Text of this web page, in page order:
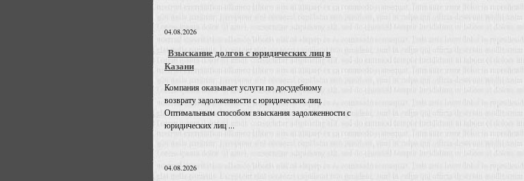
04.08.2026
Взыскание долгов с юридических лиц в
Казани
Компания оказывает услуги по досудебному
возврату задолженности с юридических лиц.
Оптимальным способом взыскания задолженности с
юридических лиц ...
04.08.2026